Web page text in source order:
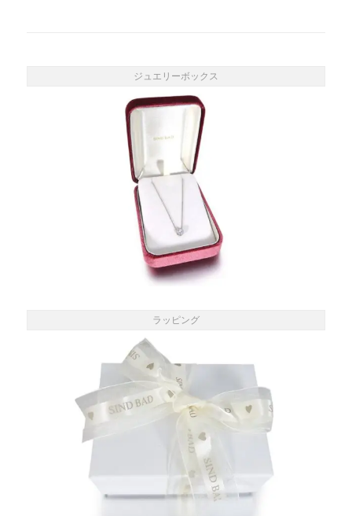
ジュエリーボックス
ラッピング